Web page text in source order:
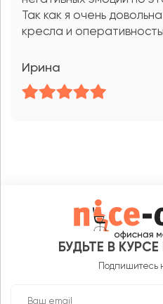
Так как я очень
кресла и
Ирина
БУДЬТЕ В
Подпишитесь